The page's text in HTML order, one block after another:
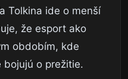
Tolkina ide o menší
že esport ako
obdobím, kde
bojujú o prežitie.